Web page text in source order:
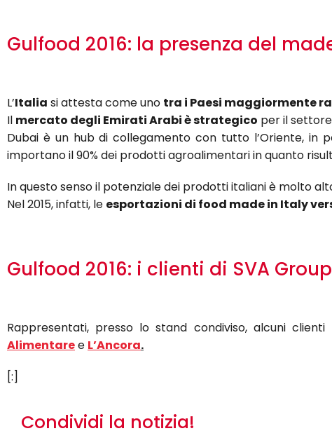
Gulfood 2016: la presenza del
L’Italia si attesta come uno tra i Paesi maggiormente
Il mercato degli Emirati Arabi è strategico per il
Dubai è un hub di collegamento con tutto l’Oriente, in
importano il 90% dei prodotti agroalimentari in quanto
In questo senso il potenziale dei prodotti italiani è molto
Nel 2015, infatti, le esportazioni di food made in Italy
Gulfood 2016: i clienti di SVA
Rappresentati, presso lo stand condiviso, alcuni
Alimentaree L’Ancora.
[:]
Condividi la notizia!